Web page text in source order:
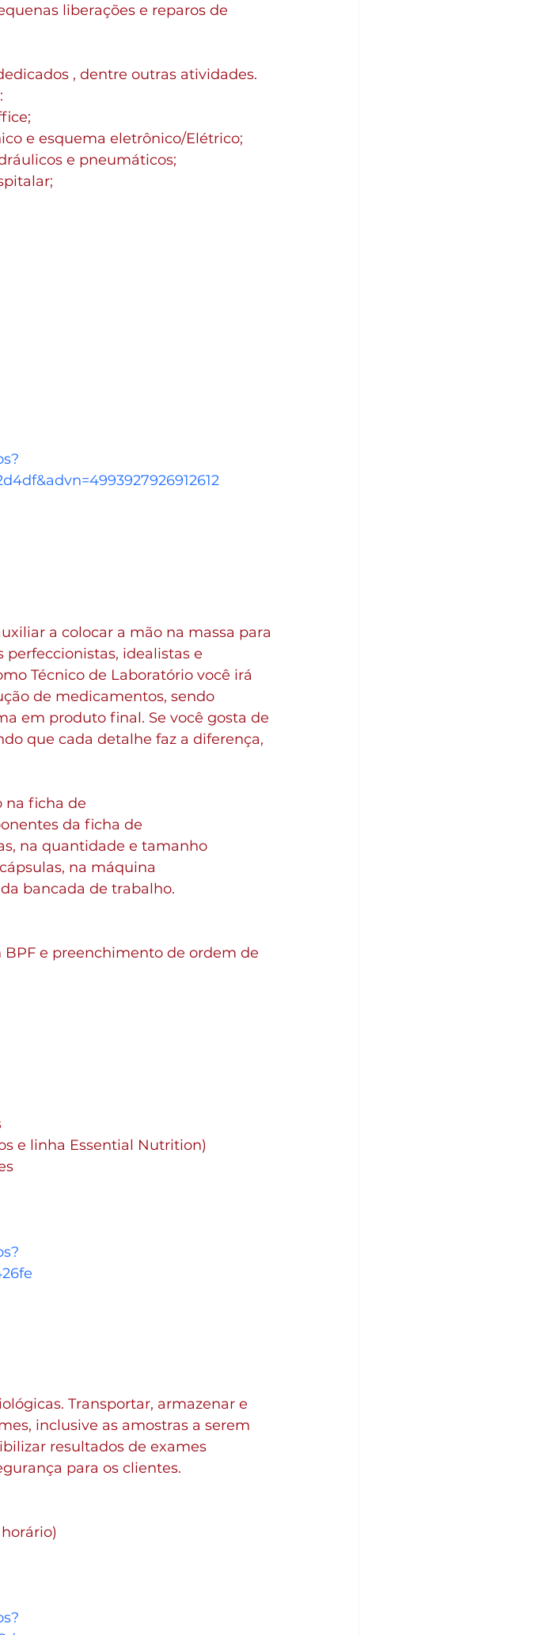
liberações e reparos de
, dentre outras atividades.
e esquema eletrônico/Elétrico;
e pneumáticos;
a colocar a mão na massa para
perfeccionistas, idealistas e
Técnico de Laboratório você irá
de medicamentos, sendo
em produto final. Se você gosta de
que cada detalhe faz a diferença,
na ficha de
da ficha de
na quantidade e tamanho
na máquina
bancada de trabalho.
e preenchimento de ordem de
e linha Essential Nutrition)
Transportar, armazenar e
inclusive as amostras a serem
resultados de exames
para os clientes.